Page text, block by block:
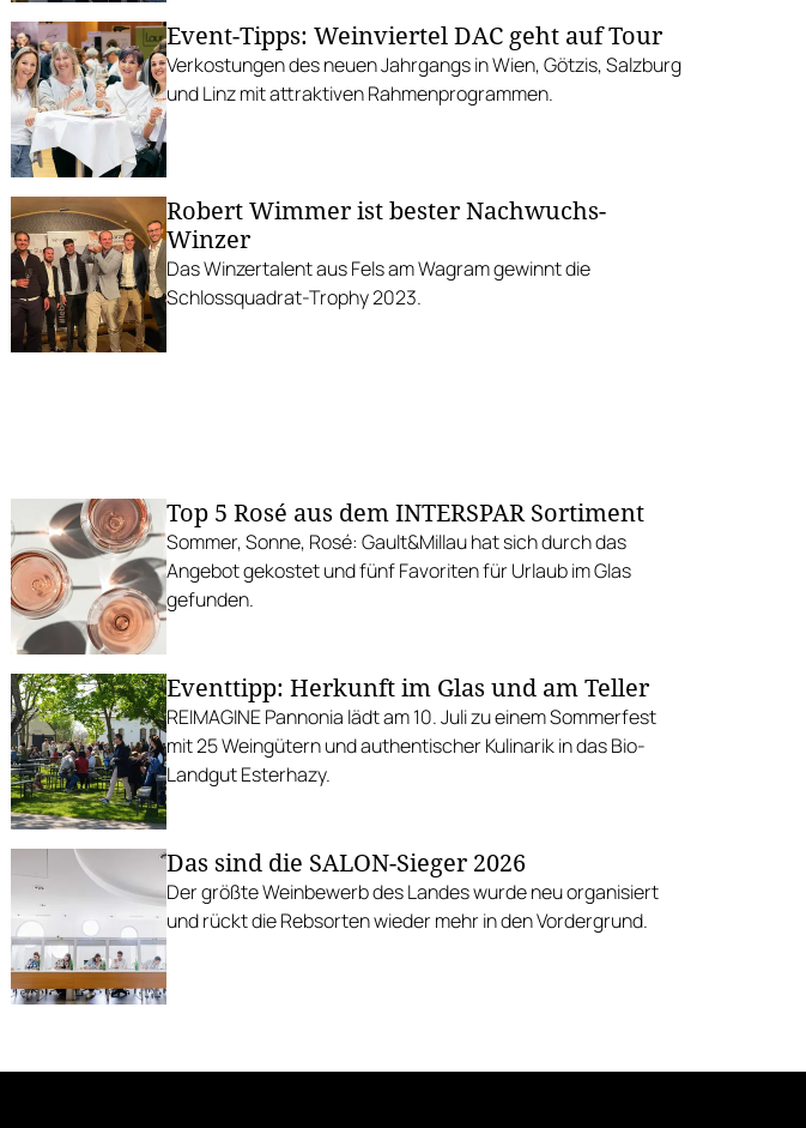
Event-Tipps: Weinviertel DAC geht auf Tour
Verkostungen des neuen Jahrgangs in Wien, Götzis, Salzburg
und Linz mit attraktiven Rahmenprogrammen.
Robert Wimmer ist bester Nachwuchs-
Winzer
Das Winzertalent aus Fels am Wagram gewinnt die
Schlossquadrat-Trophy 2023.
Top 5 Rosé aus dem INTERSPAR Sortiment
Sommer, Sonne, Rosé: Gault&Millau hat sich durch das
Angebot gekostet und fünf Favoriten für Urlaub im Glas
gefunden.
Eventtipp: Herkunft im Glas und am Teller
REIMAGINE Pannonia lädt am 10. Juli zu einem Sommerfest
mit 25 Weingütern und authentischer Kulinarik in das Bio-
Landgut Esterhazy.
Das sind die SALON-Sieger 2026
Der größte Weinbewerb des Landes wurde neu organisiert
und rückt die Rebsorten wieder mehr in den Vordergrund.